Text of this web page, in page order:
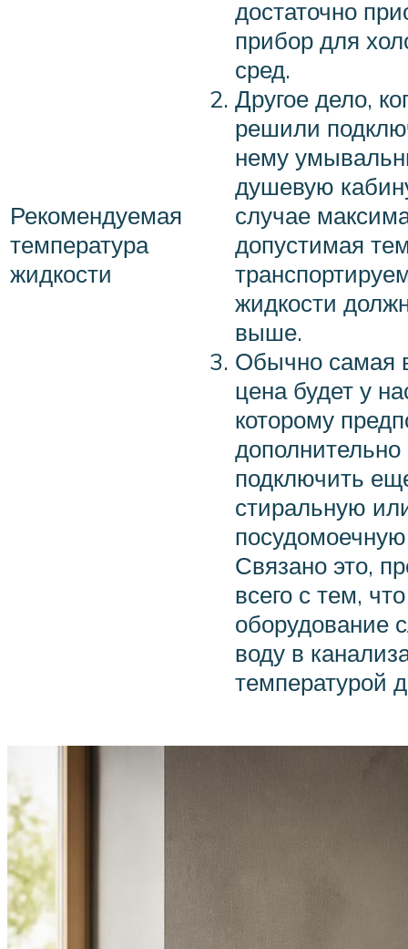
Рекомендуемая
температура
жидкости
достаточно
прибор для
сред.
Другое дело,
решили
нему
душевую
случае
допустимая
жидкости
выше.
Обычно самая
цена будет у
которому
дополнительно
подключить
стиральную
Связано это,
всего с тем,
оборудование
воду в
температурой